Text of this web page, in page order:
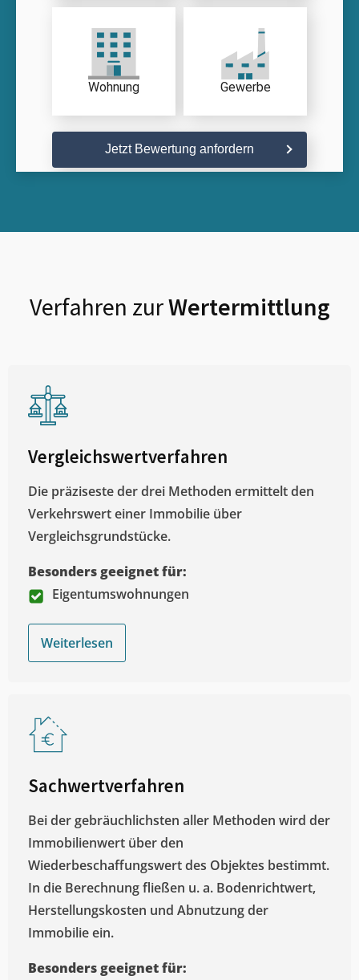
Wohnung Gewerbe
Jetzt Bewertung anfordern
Verfahren zurWertermittlung
Vergleichswertverfahren
Die präziseste der drei Methoden ermittelt den
Verkehrswert einer Immobilie über
Vergleichsgrundstücke.
Besonders geeignet für:
Eigentumswohnungen
Weiterlesen
Sachwertverfahren
Bei der gebräuchlichsten aller Methoden wird der
Immobilienwert über den
Wiederbeschaffungswert des Objektes bestimmt.
In die Berechnung fließen u. a. Bodenrichtwert,
Herstellungskosten und Abnutzung der
Immobilie ein.
Besonders geeignet für: